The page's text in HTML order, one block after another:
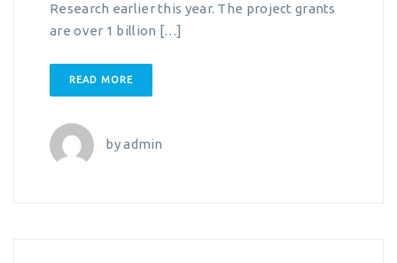
Research earlier this year. The project grants
are over 1 billion […]
READ MORE
byadmin